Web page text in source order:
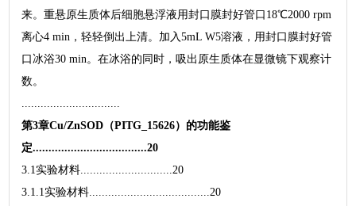
来。重悬原生质体后细胞悬浮液用封口膜封好管口18℃2000 rpm
离心4 min，轻轻倒出上清。加入5mL W5溶液，用封口膜封好管
口冰浴30 min。在冰浴的同时，吸出原生质体在显微镜下观察计
数。
...............................
第3章Cu/ZnSOD（PITG_15626）的功能鉴
定....................................20
3.1实验材料.............................20
3.1.1实验材料......................................20